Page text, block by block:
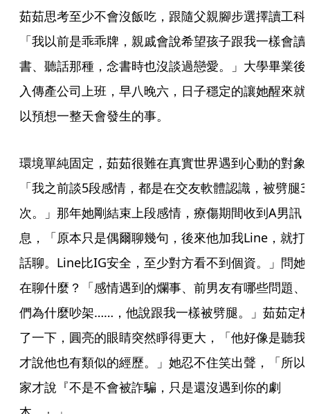
茹茹思考至少不會沒飯吃，跟隨父親腳步選擇讀工科
「我以前是乖乖牌，親戚會說希望孩子跟我一樣會讀
書、聽話那種，念書時也沒談過戀愛。」大學畢業後
入傳產公司上班，早八晚六，日子穩定的讓她醒來就
以預想一整天會發生的事。
環境單純固定，茹茹很難在真實世界遇到心動的對象
「我之前談5段感情，都是在交友軟體認識，被劈腿3
次。」那年她剛結束上段感情，療傷期間收到A男訊
息，「原本只是偶爾聊幾句，後來他加我Line，就打
話聊。Line比IG安全，至少對方看不到個資。」問她
在聊什麼？「感情遇到的爛事、前男友有哪些問題、
們為什麼吵架……，他說跟我一樣被劈腿。」茹茹定
了一下，圓亮的眼睛突然睜得更大，「他好像是聽我
才說他也有類似的經歷。」她忍不住笑出聲，「所以
家才說『不是不會被詐騙，只是還沒遇到你的劇